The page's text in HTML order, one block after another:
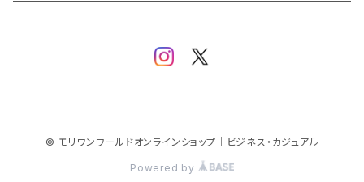
© モリワンワールドオンラインショップ｜ビジネス・カジュアル
Powered by